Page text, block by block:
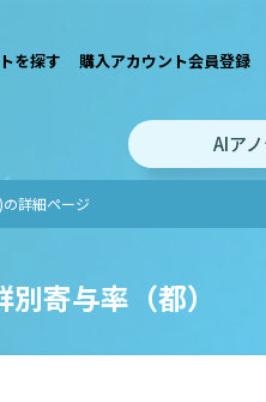
を探す 購入アカウント会員登録
AIア
詳細ページ
寄与率（都）